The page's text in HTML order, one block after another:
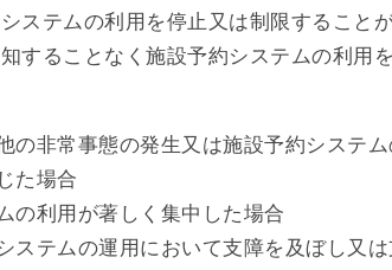
ステムの利用を停止又は制限すること
することなく施設予約システムの利用
の非常事態の発生又は施設予約システ
た場合
の利用が著しく集中した場合
ステムの運用において支障を及ぼし又